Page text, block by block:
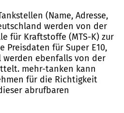
(Name, Adresse,
werden von der
für Kraftstoffe (MTS-K) zur
Preisdaten für Super E10,
werden ebenfalls von der
mehr-tanken kann
für die Richtigkeit
abrufbaren